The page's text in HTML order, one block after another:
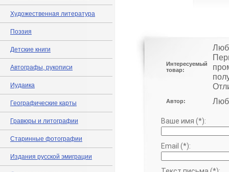
Художественная литература
Поэзия
Детские книги
Автографы, рукописи
Иудаика
Географические карты
Гравюры и литографии
Старинные фотографии
Издания русской эмиграции
Интересуемый
товар:
Автор:
Ваше имя (*):
Email (*):